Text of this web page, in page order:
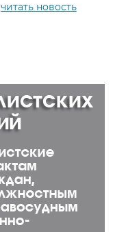
читать новость